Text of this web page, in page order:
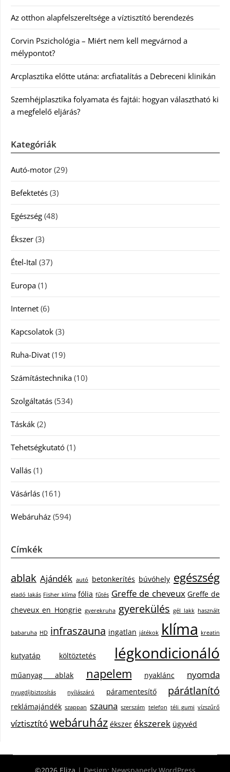
Az otthon alapfelszereltsége a víztisztító berendezés
Corvin Pszichológia – Miért nem kell megvárnod a
mélypontot?
Arcplasztika előtte utána: arcfiatalítás a Debreceni klinikán
Szemhéjplasztika folyamata és fajtái: hogyan választható ki
a megfelelő eljárás?
Kategóriák
Autó-motor (29)
Befektetés (3)
Egészség (48)
Ékszer (3)
Étel-Ital (37)
Europa (1)
Internet (6)
Kapcsolatok (3)
Ruha-Divat (19)
Számítástechnika (10)
Szolgáltatás (534)
Táskák (2)
Tehetségkutató (1)
Vallás (1)
Vásárlás (161)
Webáruház (594)
Címkék
ablak Ajándék autó betonkerítés búvóhely egészség
eladó lakás Fisher klíma fólia fűtés Greffe de cheveux Greffe de
cheveux en Hongrie gyerekruha gyerekülés gél lakk használt
babaruha HD infraszauna ingatlan játékok klíma kreatin
kutyatáp költöztetés légkondicionáló
műanyag ablak napelem nyaklánc nyomda
nyugdíjbiztosítás nyílászáró páramentesítő párátlanító
reklámajándék szappan szauna szerszám telefon téli gumi vízszűrő
víztisztítówebáruház ékszer ékszerek ügyvéd